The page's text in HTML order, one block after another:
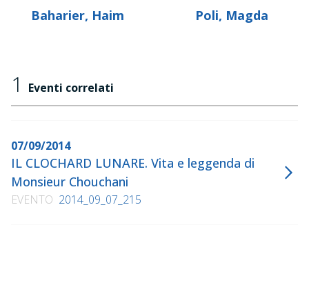
Baharier, Haim Poli, Magda
1 Eventi correlati
07/09/2014
IL CLOCHARD LUNARE. Vita e leggenda di
Monsieur Chouchani
EVENTO 2014_09_07_215